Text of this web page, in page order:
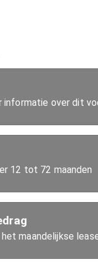
informatie over dit
12 tot 72 maanden
maandelijkse